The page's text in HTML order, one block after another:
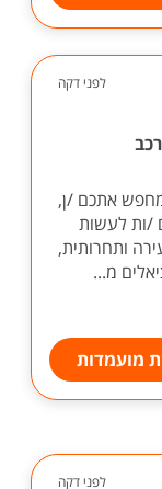
לפני דקה
רכב
אתכם /ן,
/ות לעשות
ותחרותית,
מ...
מועמדות
לפני דקה